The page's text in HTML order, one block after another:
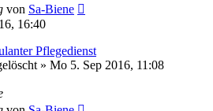
von Sa-Biene
16:40
Pflegedienst
» Mo 5. Sep 2016, 11:08